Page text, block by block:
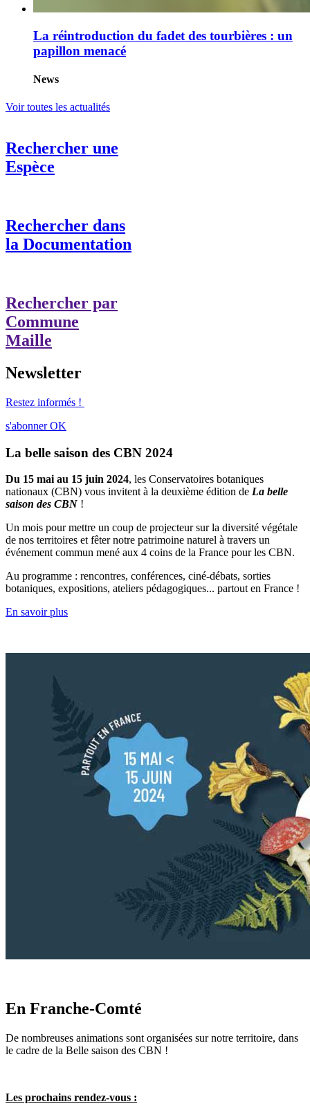
La réintroduction du fadet des tourbières : un
papillon menacé
News
Voir toutes les actualités
Rechercher une
Espèce
Rechercher dans
la Documentation
Rechercher par
Commune
Maille
Newsletter
Restez informés !
s'abonner OK
La belle saison des CBN 2024
Du 15 mai au 15 juin 2024, les Conservatoires botaniques
nationaux (CBN) vous invitent à la deuxième édition de La belle
saison des CBN !
Un mois pour mettre un coup de projecteur sur la diversité végétale
de nos territoires et fêter notre patrimoine naturel à travers un
événement commun mené aux 4 coins de la France pour les CBN.
Au programme : rencontres, conférences, ciné-débats, sorties
botaniques, expositions, ateliers pédagogiques... partout en France !
En savoir plus
En Franche-Comté
De nombreuses animations sont organisées sur notre territoire, dans
le cadre de la Belle saison des CBN !
Les prochains rendez-vous :